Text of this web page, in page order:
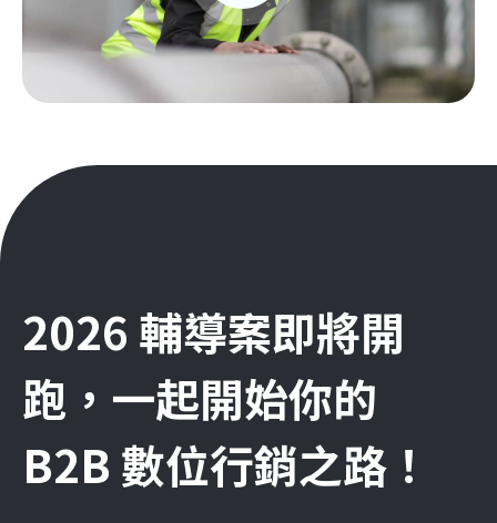
2026 輔導案即將開
跑，一起開始你的
B2B 數位行銷之路！